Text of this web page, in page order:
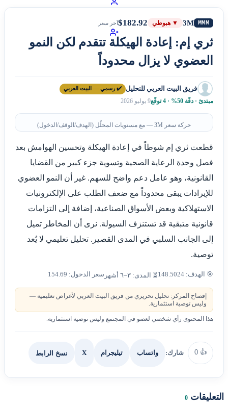
MMM
3M ▼ هبوطي $182.92آخر سعر
ثري إم: إعادة الهيكلة تتقدم لكن النمو
العضوي لا يزال محدوداً
فريق البيت العربي للتحليل ✔️ رسمي — البيت العربي
مبتدئ · دقّة 50% · 4 توقّع 9 يوليو 2026
حركة سعر 3M — مع مستويات المحلّل (الهدف/الوقف/الدخول)
قطعت ثري إم شوطاً في إعادة الهيكلة وتحسين الهوامش بعد
فصل وحدة الرعاية الصحية وتسوية جزء كبير من القضايا
القانونية، وهو عامل دعم واضح للسهم. غير أن النمو العضوي
للإيرادات يبقى محدوداً مع ضعف الطلب على الإلكترونيات
الاستهلاكية وبعض الأسواق الصناعية، إضافة إلى التزامات
قانونية متبقية قد تستنزف السيولة. نرى أن المخاطر تميل
إلى الجانب السلبي في المدى القصير. تحليل تعليمي لا يُعد
توصية.
🎯 الهدف: 148.5024 ⏳ المدى: ٣–٦ أشهر سعر الدخول: 154.69
إفصاح المركز: تحليل تحريري من فريق البيت العربي لأغراض تعليمية —
وليس توصية استثمارية.
هذا المحتوى رأي شخصي لعضو في المجتمع وليس توصية استثمارية.
👍
0 شارك: واتساب تيليجرام X نسخ الرابط
التعليقات 0